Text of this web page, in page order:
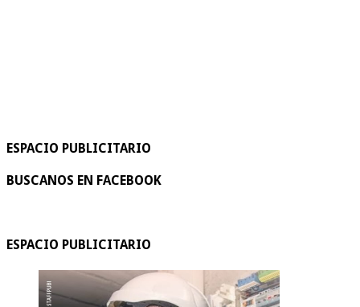
ESPACIO PUBLICITARIO
BUSCANOS EN FACEBOOK
ESPACIO PUBLICITARIO